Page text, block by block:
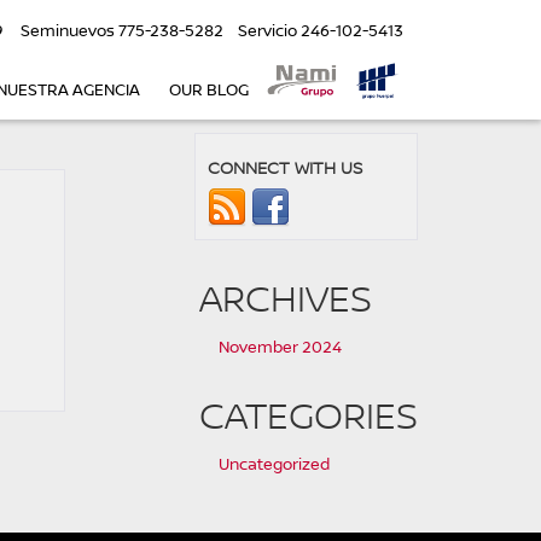
Seminuevos775-238-5282 Servicio246-102-5413
AGENCIA OUR BLOG
CONNECT WITH US
ARCHIVES
November 2024
CATEGORIES
Uncategorized